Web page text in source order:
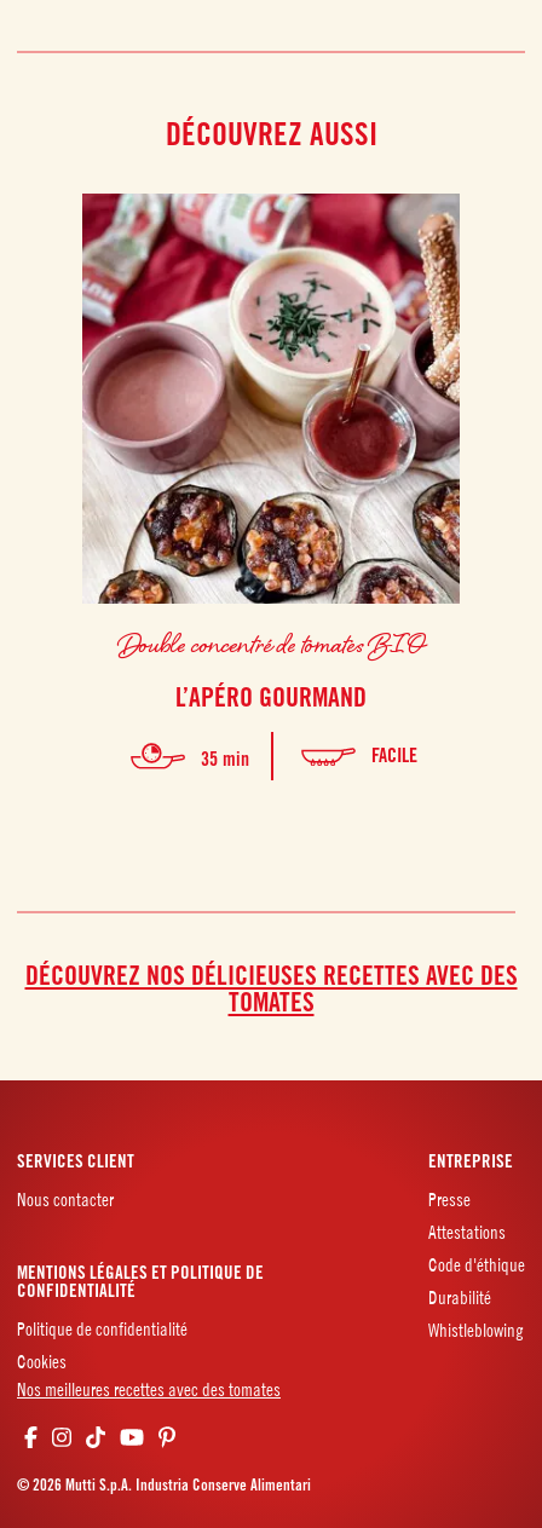
DÉCOUVREZ AUSSI
Double concentré de tomates BIO
L’APÉRO GOURMAND
35 min FACILE
DÉCOUVREZ NOS DÉLICIEUSES RECETTES AVEC DES
TOMATES
SERVICES CLIENT
Nous contacter
ENTREPRISE
Presse
Attestations
Code d'éthique
Durabilité
Whistleblowing
MENTIONS LÉGALES ET POLITIQUE DE
CONFIDENTIALITÉ
Politique de confidentialité
Cookies
Nos meilleures recettes avec des tomates
© 2026 Mutti S.p.A. Industria Conserve Alimentari